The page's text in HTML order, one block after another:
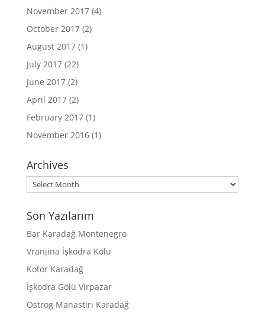
November 2017(4)
October 2017(2)
August 2017(1)
July 2017(22)
June 2017(2)
April 2017(2)
February 2017(1)
November 2016(1)
Archives
Archives
Son Yazılarım
Bar Karadağ Montenegro
Vranjina İşkodra Kölü
Kotor Karadağ
İşkodra Gölü Virpazar
Ostrog Manastırı Karadağ